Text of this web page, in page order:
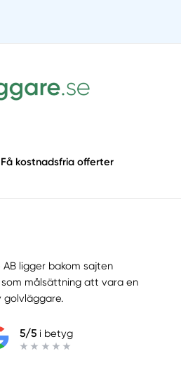
Få kostnadsfria offerter
ligger bakom sajten
målsättning att vara en
golvläggare.
5/5i betyg